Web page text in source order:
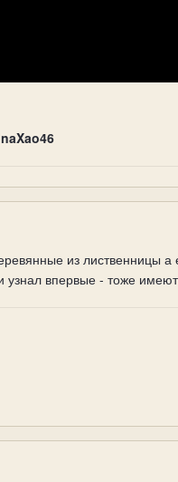
из лиственницы а
впервые - тоже